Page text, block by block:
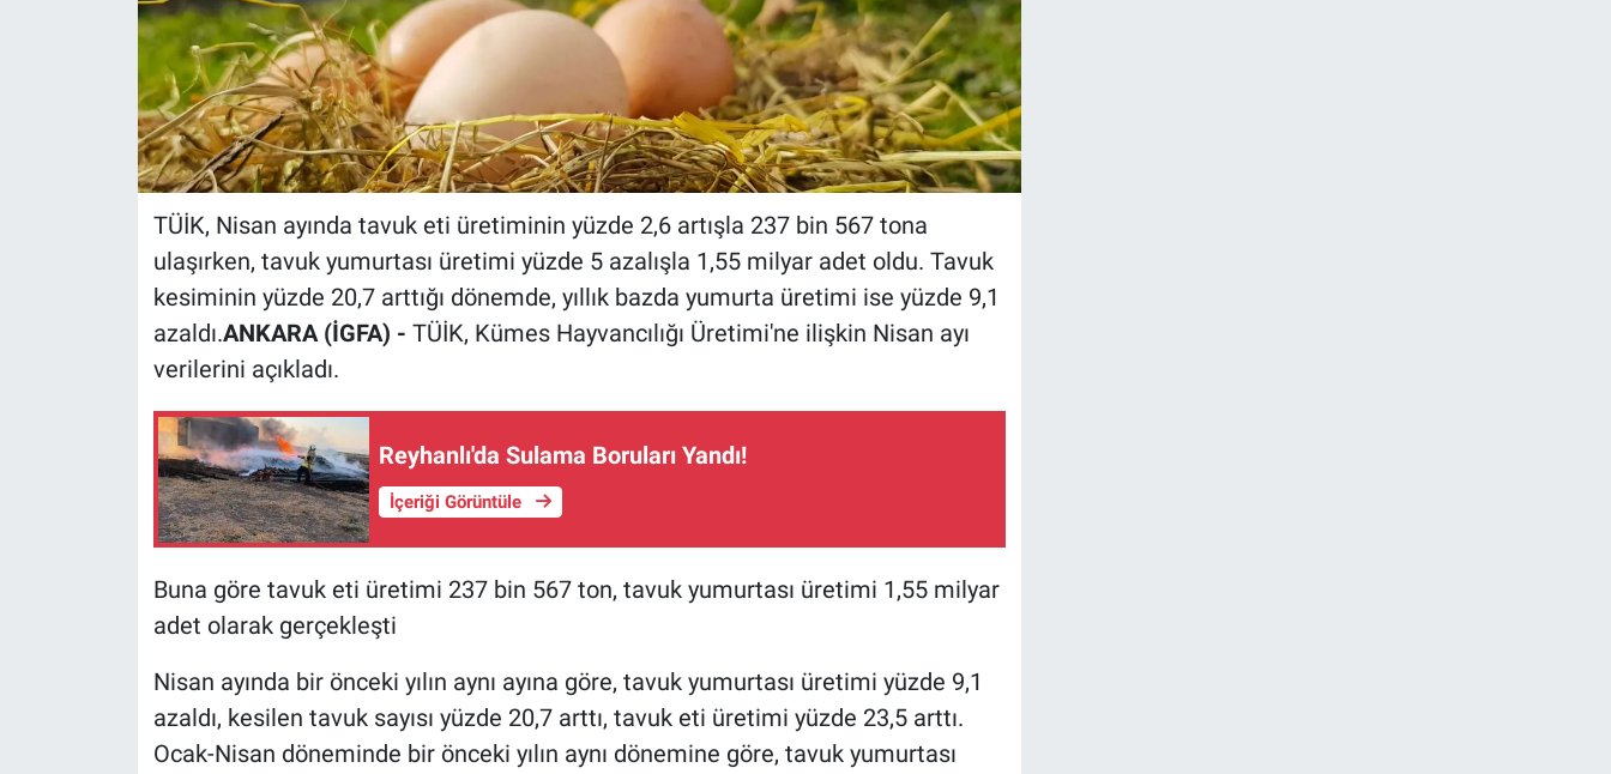
TÜİK, Nisan ayında tavuk eti üretiminin yüzde 2,6 artışla 237 bin 567 tona
ulaşırken, tavuk yumurtası üretimi yüzde 5 azalışla 1,55 milyar adet oldu. Tavuk
kesiminin yüzde 20,7 arttığı dönemde, yıllık bazda yumurta üretimi ise yüzde 9,1
azaldı.ANKARA (İGFA) - TÜİK, Kümes Hayvancılığı Üretimi'ne ilişkin Nisan ayı
verilerini açıkladı.
Reyhanlı'da Sulama Boruları Yandı!
İçeriği Görüntüle
Buna göre tavuk eti üretimi 237 bin 567 ton, tavuk yumurtası üretimi 1,55 milyar
adet olarak gerçekleşti
Nisan ayında bir önceki yılın aynı ayına göre, tavuk yumurtası üretimi yüzde 9,1
azaldı, kesilen tavuk sayısı yüzde 20,7 arttı, tavuk eti üretimi yüzde 23,5 arttı.
Ocak-Nisan döneminde bir önceki yılın aynı dönemine göre, tavuk yumurtası